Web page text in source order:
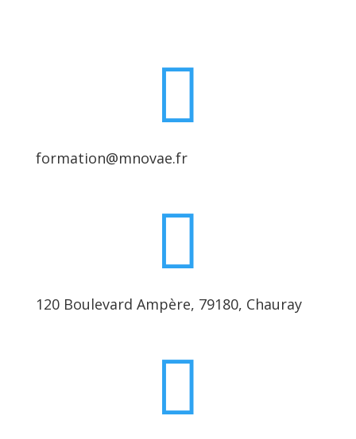

formation@mnovae.fr

120 Boulevard Ampère, 79180, Chauray
